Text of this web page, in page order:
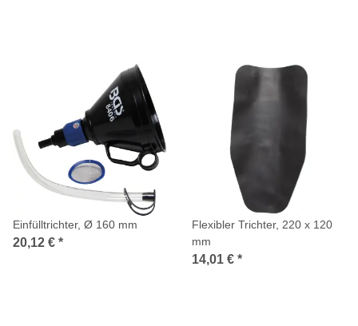
Einfülltrichter, Ø 160 mm
20,12 € *
Flexibler Trichter, 220 x 120
mm
14,01 € *